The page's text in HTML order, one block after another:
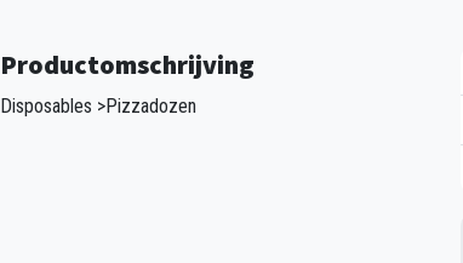
Productomschrijving
Disposables >Pizzadozen